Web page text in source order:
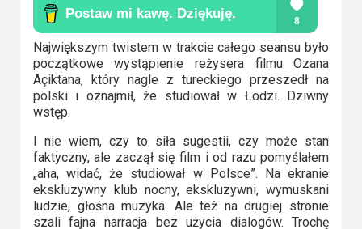
Wszystkie
recenzje
seriali
Kategorie
Bollywood
&
s-
ka
Największym twistem w trakcie całego seansu było
początkowe wystąpienie reżysera filmu Ozana
Açiktana, który nagle z tureckiego przeszedł na
polski i oznajmił, że studiował w Łodzi. Dziwny
wstęp.
I nie wiem, czy to siła sugestii, czy może stan
faktyczny, ale zaczął się film i od razu pomyślałem
„aha, widać, że studiował w Polsce”. Na ekranie
ekskluzywny klub nocny, ekskluzywni, wymuskani
ludzie, głośna muzyka. Ale też na drugiej stronie
szali fajna narracja bez użycia dialogów. Trochę